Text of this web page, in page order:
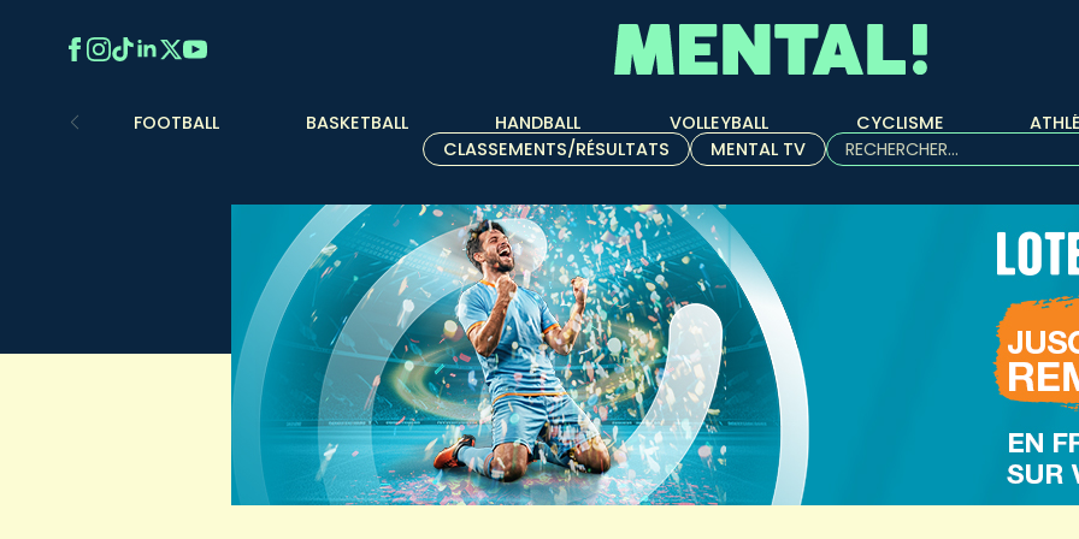
FOOTBALL BASKETBALL HANDBALL VOLLEYBALL CYCLISME
CLASSEMENTS/RÉSULTATS
MENTAL TV
Rechercher :